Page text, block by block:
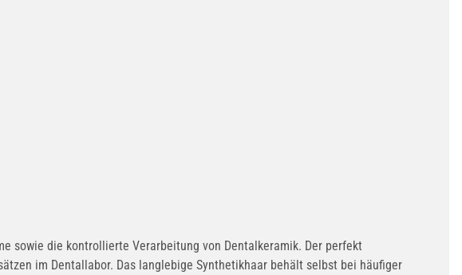
sowie die kontrollierte Verarbeitung von Dentalkeramik. Der perfekt
im Dentallabor. Das langlebige Synthetikhaar behält selbst bei häufiger